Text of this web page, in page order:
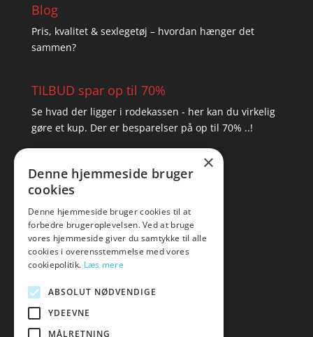
Blog
Pris, kvalitet & sexlegetøj – hvordan hænger det
sammen?
TILBUD spar op til 70%
Se hvad der ligger i rodekassen - her kan du virkelig
gøre et kup. Der er besparelser på op til 70% ..!
Tlf: 7876 8672
Mail: hej@amare.dk
×
Denne hjemmeside bruger
cookies
Denne hjemmeside bruger cookies til at
forbedre brugeroplevelsen. Ved at bruge
vores hjemmeside giver du samtykke til alle
cookies i overensstemmelse med vores
cookiepolitik. Læs mere
ABSOLUT NØDVENDIGE
YDEEVNE
MÅLRETNING